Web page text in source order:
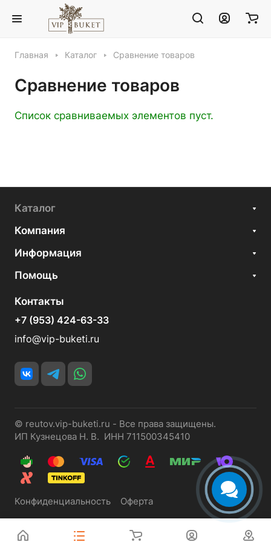
Главная Каталог Сравнение товаров
Сравнение товаров
Список сравниваемых элементов пуст.
Каталог
Компания
Информация
Помощь
Контакты
+7 (953) 424-63-33
info@vip-buketi.ru
© reutov.vip-buketi.ru - Все права защищены.
ИП Кузнецова Н. В. ИНН 711500345410
Конфиденциальность Оферта